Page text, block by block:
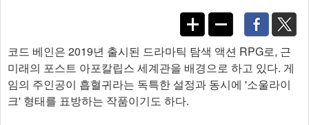
코드 베인은 2019년 출시된 드라마틱 탐색 액션 RPG로, 근
미래의 포스트 아포칼립스 세계관을 배경으로 하고 있다. 게
임의 주인공이 흡혈귀라는 독특한 설정과 동시에 '소울라이
크' 형태를 표방하는 작품이기도 하다.